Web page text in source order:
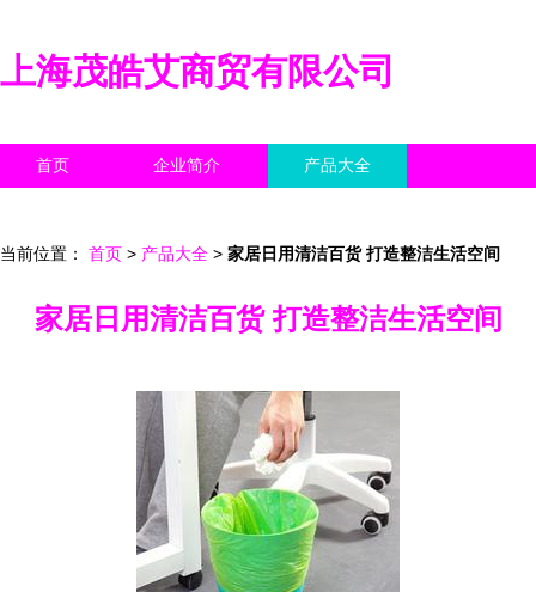
上海茂皓艾商贸有限公司
首页 企业简介 产品大全
当前位置： 首页 > 产品大全 > 家居日用清洁百货 打造整洁生活空间
家居日用清洁百货 打造整洁生活空间